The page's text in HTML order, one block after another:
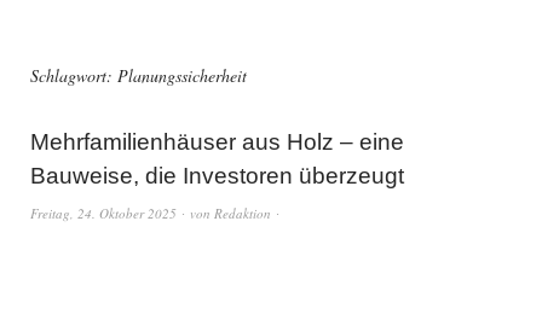
Schlagwort: Planungssicherheit
Mehrfamilienhäuser aus Holz – eine
Bauweise, die Investoren überzeugt
Freitag, 24. Oktober 2025 von Redaktion